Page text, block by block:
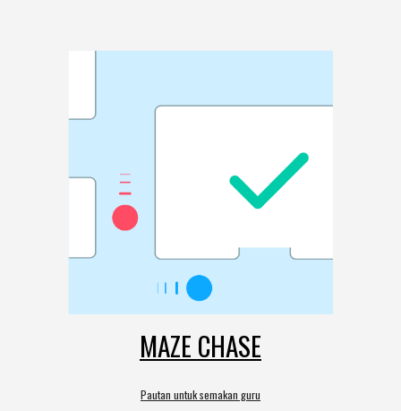
MAZE CHASE
Pautan untuk semakan guru